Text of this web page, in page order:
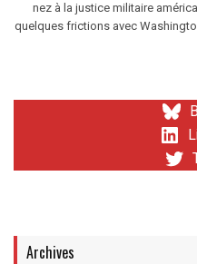
nez à la justice militaire
quelques frictions avec
Archives